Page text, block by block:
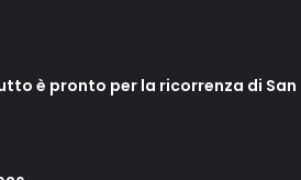
è pronto per la ricorrenza di